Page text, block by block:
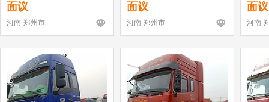
面议
河南-郑州市
面议
河南-郑州市
面议
河南-